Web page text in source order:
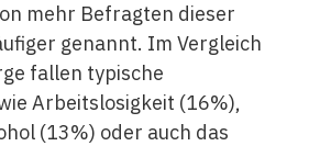
mehr Befragten dieser
genannt. Im Vergleich
fallen typische
Arbeitslosigkeit (16%),
(13%) oder auch das